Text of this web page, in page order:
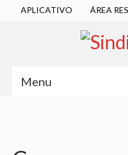
APLICATIVO ÁREA
Menu